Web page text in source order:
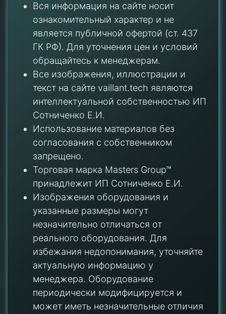
Вся информация на сайте носит
ознакомительный характер и не
является публичной офертой (ст. 437
ГК РФ). Для уточнения цен и условий
обращайтесь к менеджерам.
Все изображения, иллюстрации и
текст на сайте vaillant.tech являются
интеллектуальной собственностью ИП
Сотниченко Е.И.
Использование материалов без
согласования с собственником
запрещено.
Торговая марка Masters Group™
принадлежит ИП Сотниченко Е.И.
Изображения оборудования и
указанные размеры могут
незначительно отличаться от
реального оборудования. Для
избежания недопонимания, уточняйте
актуальную информацию у
менеджера. Оборудование
периодически модифицируется и
может иметь незначительные отличия